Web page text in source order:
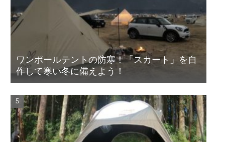
ワンポールテントの防寒！「スカート」を自
作して寒い冬に備えよう！